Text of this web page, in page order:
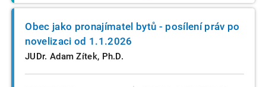
Obec jako pronajímatel bytů - posílení práv po
novelizaci od 1.1.2026
JUDr. Adam Zítek, Ph.D.